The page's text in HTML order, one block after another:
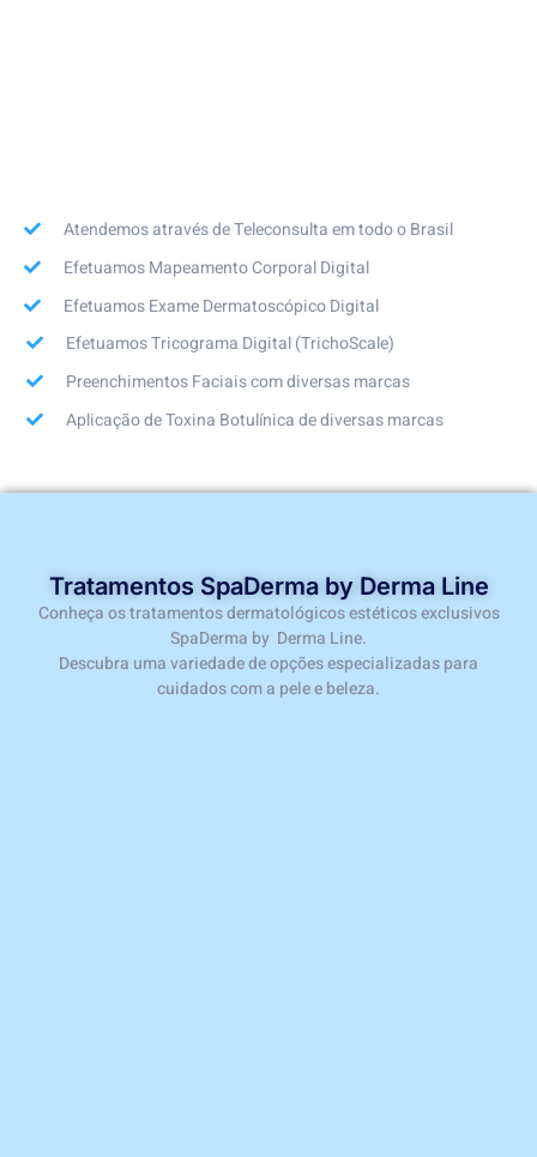
Atendemos através de Teleconsulta em todo o Brasil
Efetuamos Mapeamento Corporal Digital
Efetuamos Exame Dermatoscópico Digital
Efetuamos Tricograma Digital (TrichoScale)
Preenchimentos Faciais com diversas marcas
Aplicação de Toxina Botulínica de diversas marcas
Tratamentos SpaDerma by Derma Line
Conheça os tratamentos dermatológicos estéticos exclusivos
SpaDerma by Derma Line.
Descubra uma variedade de opções especializadas para
cuidados com a pele e beleza.